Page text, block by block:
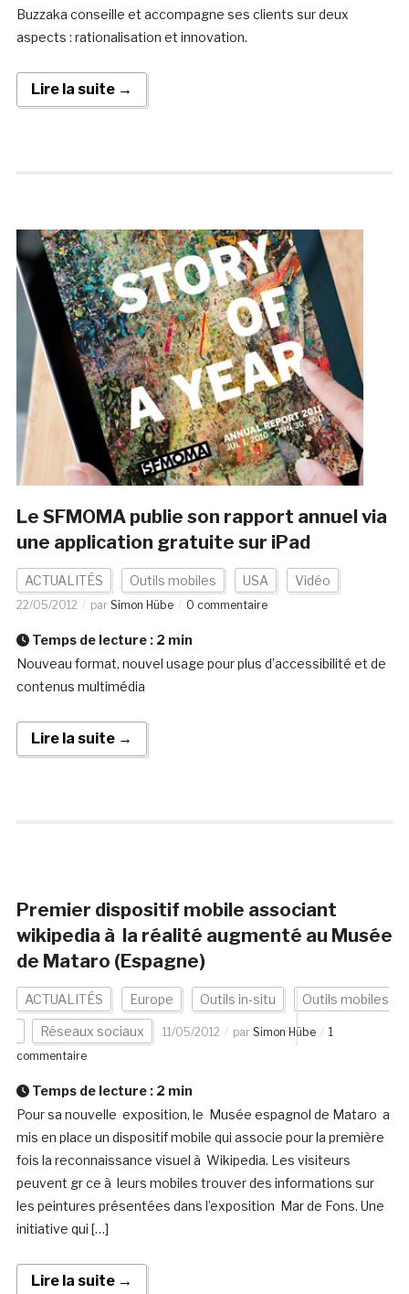
Buzzaka conseille et accompagne ses clients sur deux
aspects : rationalisation et innovation.
Lire la suite →
Le SFMOMA publie son rapport annuel via
une application gratuite sur iPad
ACTUALITÉS Outils mobiles USA Vidéo
22/05/2012 par Simon Hübe 0 commentaire
Temps de lecture : 2 min
Nouveau format, nouvel usage pour plus d’accessibilité et de
contenus multimédia
Lire la suite →
Premier dispositif mobile associant
wikipedia à la réalité augmenté au Musée
de Mataro (Espagne)
ACTUALITÉS Europe Outils in-situ Outils mobiles
Réseaux sociaux 11/05/2012 par Simon Hübe
1
commentaire
Temps de lecture : 2 min
Pour sa nouvelle exposition, le Musée espagnol de Mataro a
mis en place un dispositif mobile qui associe pour la première
fois la reconnaissance visuel à Wikipedia. Les visiteurs
peuvent gr ce à leurs mobiles trouver des informations sur
les peintures présentées dans l’exposition Mar de Fons. Une
initiative qui […]
Lire la suite →